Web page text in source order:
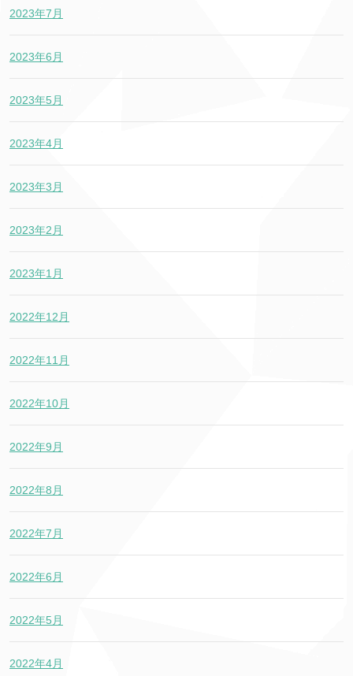
2023年7月
2023年6月
2023年5月
2023年4月
2023年3月
2023年2月
2023年1月
2022年12月
2022年11月
2022年10月
2022年9月
2022年8月
2022年7月
2022年6月
2022年5月
2022年4月